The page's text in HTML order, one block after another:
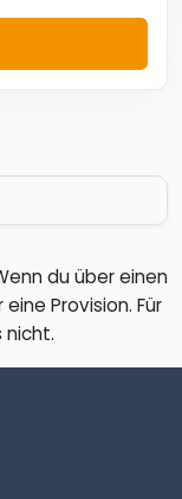
du über einen
Provision. Für
nicht.